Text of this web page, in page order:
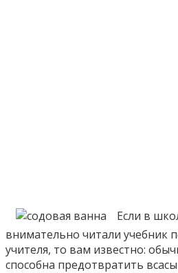
Если в
внимательно читали учебник
учителя, то вам известно:
способна предотвратить